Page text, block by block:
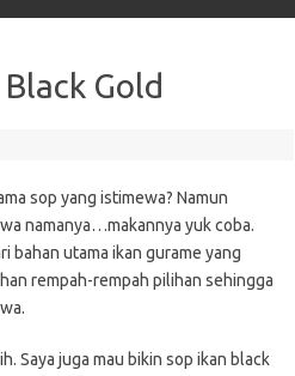
Gold
sop yang istimewa? Namun
namanya…makannya yuk coba.
bahan utama ikan gurame yang
rempah-rempah pilihan sehingga
Saya juga mau bikin sop ikan black